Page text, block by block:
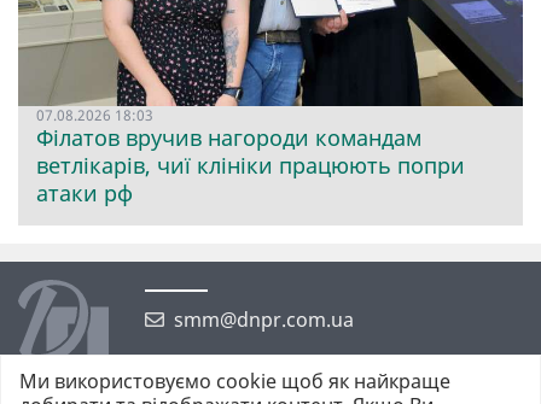
07.08.2026 18:03
Філатов вручив нагороди командам
ветлікарів, чиї клініки працюють попри
атаки рф
smm@dnpr.com.ua
Ми використовуємо cookie щоб як найкраще